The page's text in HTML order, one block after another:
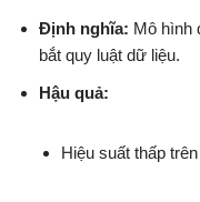
Định nghĩa: Mô hình
bắt quy luật dữ liệu.
Hậu quả:
Hiệu suất thấp